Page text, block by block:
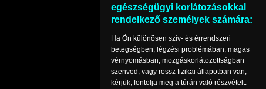
egészségügyi korlátozásokkal
rendelkező személyek számára:
Ha Ön különösen szív- és érrendszeri
betegségben, légzési problémában, magas
vérnyomásban, mozgáskorlátozottságban
szenved, vagy rossz fizikai állapotban van,
kérjük, fontolja meg a túrán való részvételt.